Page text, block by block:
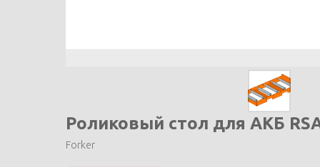
Роликовый стол для АКБ
Forker